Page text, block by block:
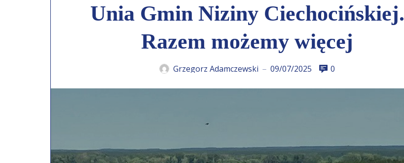
Unia Gmin Niziny Ciechocińskiej.
Razem możemy więcej
Grzegorz Adamczewski — 09/07/2025 0